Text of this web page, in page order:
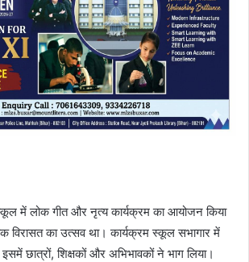
में लोक गीत और नृत्य कार्यक्रम का आयोजन किया
विरासत का उत्सव था। कार्यक्रम स्कूल सभागार में
छात्रों, शिक्षकों और अभिभावकों ने भाग लिया।